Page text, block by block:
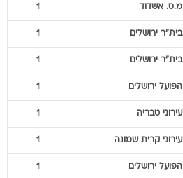
מ.ס. אשדוד 1
בית"ר ירושלים 1
בית"ר ירושלים 1
הפועל ירושלים 1
עירוני טבריה 1
עירוני קרית שמונה 1
הפועל ירושלים 1